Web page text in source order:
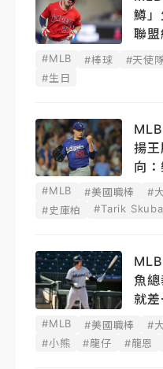
鱒
聯盟
#MLB #棒球 #天使
#生日
揚
向
#MLB #美國職棒 #
#史庫柏
#Tarik
魚
就差
#MLB #美國職棒 #
#小熊
#龍仔 #龍恩